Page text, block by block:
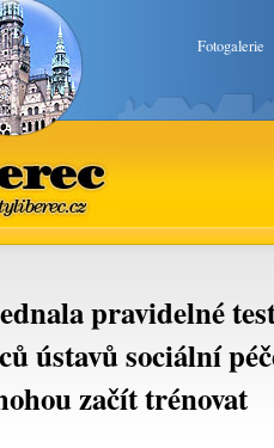
Fotogalerie
pravidelné
ústavů sociální
začít trénovat